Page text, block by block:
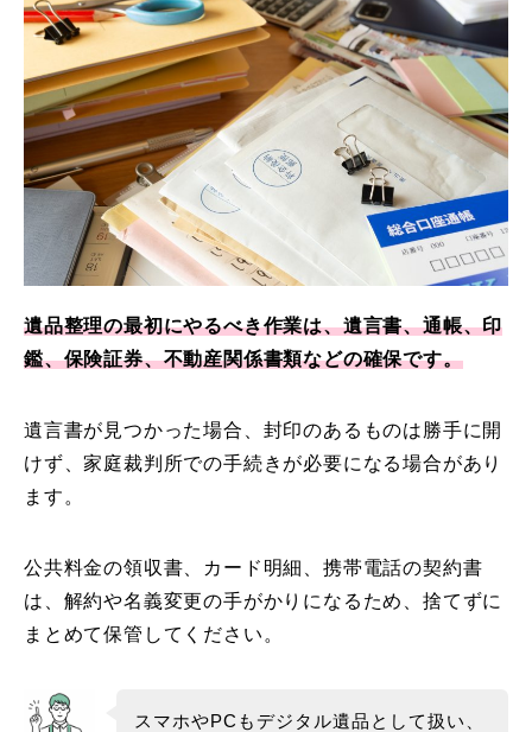
遺品整理の最初にやるべき作業は、遺言書、通帳、印
鑑、保険証券、不動産関係書類などの確保です。
遺言書が見つかった場合、封印のあるものは勝手に開
けず、家庭裁判所での手続きが必要になる場合があり
ます。
公共料金の領収書、カード明細、携帯電話の契約書
は、解約や名義変更の手がかりになるため、捨てずに
まとめて保管してください。
スマホやPCもデジタル遺品として扱い、